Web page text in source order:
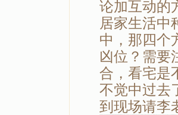
论加互动的
居家生活中
中，那四个
凶位？需要
合，看宅是
不觉中过去
到现场请李